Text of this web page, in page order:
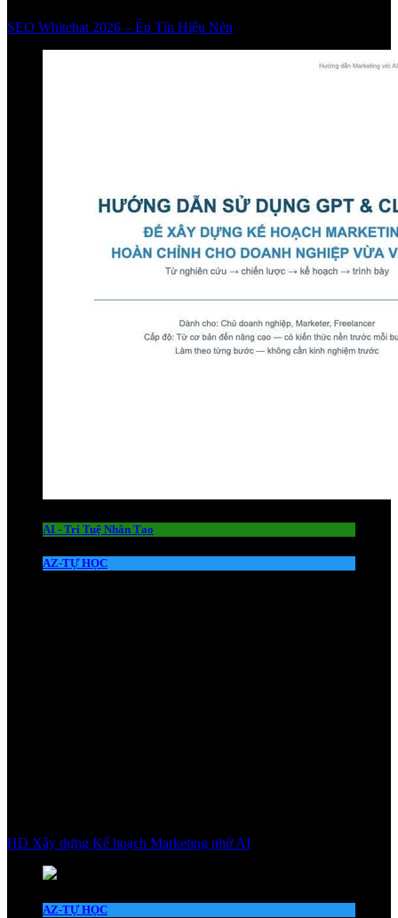
SEO Whitehat 2026 – Ép Tín Hiệu Nén
AI - Trí Tuệ Nhân Tạo
AZ-TỰ HỌC
HD Xây dựng Kế hoạch Marketing nhờ AI
AZ-TỰ HỌC